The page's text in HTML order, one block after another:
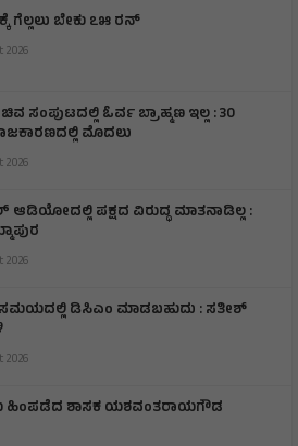
ಗೆಲ್ಲಲು ಬೇಕು ೭೫ ರನ್
ಸಂಪುಟದಲ್ಲಿ ಓರ್ವ ಬ್ರಾಹ್ಮಣ ಇಲ್ಲ : 30
ಮೊದಲು
ಆಡಿಯೋದಲ್ಲಿ ಪಕ್ಷದ ವಿರುದ್ಧ ಮಾತನಾಡಿಲ್ಲ :
ಡಿಸಿಎಂ ಮಾಡಬಹುದು : ಸತೀಶ್
ಹಿಂಪಡೆದ ಶಾಸಕ ಯಶವಂತರಾಯಗೌಡ